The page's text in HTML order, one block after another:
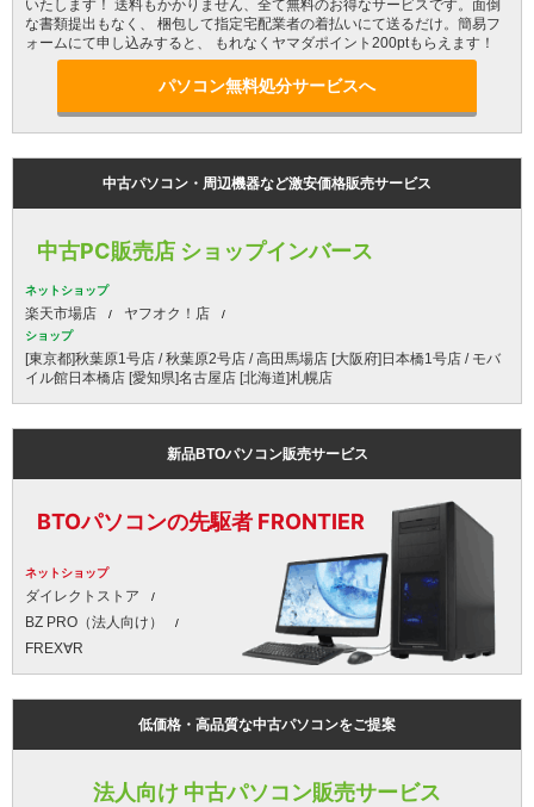
いたします！ 送料もかかりません、全て無料のお得なサービスです。面倒
な書類提出もなく、 梱包して指定宅配業者の着払いにて送るだけ。簡易フ
ォームにて申し込みすると、 もれなくヤマダポイント200ptもらえます！
パソコン無料処分サービスへ
中古パソコン・周辺機器など激安価格販売サービス
中古PC販売店 ショップインバース
ネットショップ
楽天市場店 ヤフオク！店
ショップ
[東京都]秋葉原1号店 / 秋葉原2号店 / 高田馬場店 [大阪府]日本橋1号店 / モバ
イル館日本橋店 [愛知県]名古屋店 [北海道]札幌店
新品BTOパソコン販売サービス
BTOパソコンの先駆者 FRONTIER
ネットショップ
ダイレクトストア
BZ PRO（法人向け）
FREX∀R
低価格・高品質な中古パソコンをご提案
法人向け 中古パソコン販売サービス